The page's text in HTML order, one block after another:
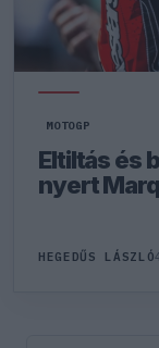
MOTOGP
Eltiltás és
nyert
HEGEDŰS LÁSZLÓ